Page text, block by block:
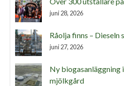
juni 28, 2026
Råolja finns – Dieseln
juni 27, 2026
Ny biogasanläggning
mjölkgård